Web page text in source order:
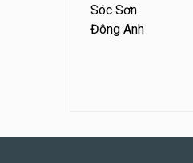
Sóc Sơn
Đông Anh